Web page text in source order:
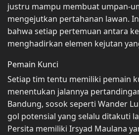
justru mampu membuat umpan-
mengejutkan pertahanan lawan.
bahwa setiap pertemuan antara
menghadirkan elemen kejutan
Pemain Kunci
Setiap tim tentu memiliki pemain
menentukan jalannya
Bandung, sosok seperti Wander
gol potensial yang selalu ditakuti
Persita memiliki Irsyad Maulana